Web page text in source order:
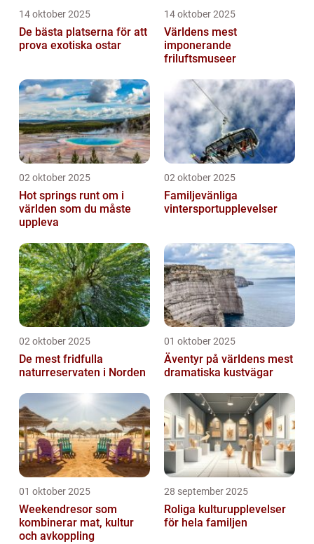
14 oktober 2025
De bästa platserna för att
prova exotiska ostar
14 oktober 2025
Världens mest
imponerande
friluftsmuseer
02 oktober 2025
Hot springs runt om i
världen som du måste
uppleva
02 oktober 2025
Familjevänliga
vintersportupplevelser
02 oktober 2025
De mest fridfulla
naturreservaten i Norden
01 oktober 2025
Äventyr på världens mest
dramatiska kustvägar
01 oktober 2025
Weekendresor som
kombinerar mat, kultur
och avkoppling
28 september 2025
Roliga kulturupplevelser
för hela familjen